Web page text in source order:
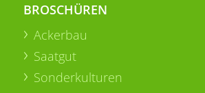
BROSCHÜREN
Ackerbau
Saatgut
Sonderkulturen